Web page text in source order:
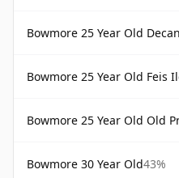
Bowmore 25 Year Old
Bowmore 25 Year Old Feis
Bowmore 25 Year Old Old
Bowmore 30 Year Old43%